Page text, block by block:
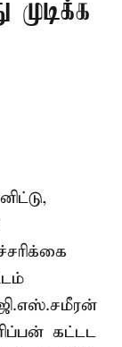
கட்டட